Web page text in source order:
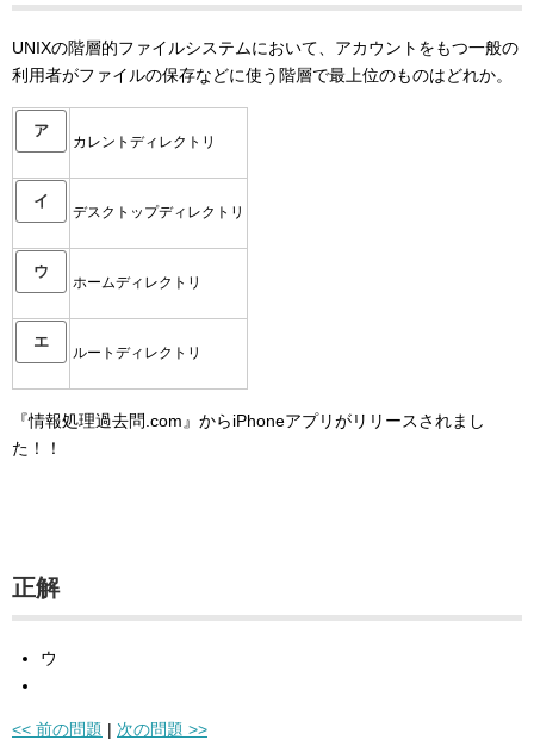
UNIXの階層的ファイルシステムにおいて、アカウントをもつ一般の
利用者がファイルの保存などに使う階層で最上位のものはどれか。
ア
カレントディレクトリ
イ
デスクトップディレクトリ
ウ
ホームディレクトリ
エ
ルートディレクトリ
『情報処理過去問.com』からiPhoneアプリがリリースされまし
た！！
正解
ウ
<< 前の問題 | 次の問題 >>